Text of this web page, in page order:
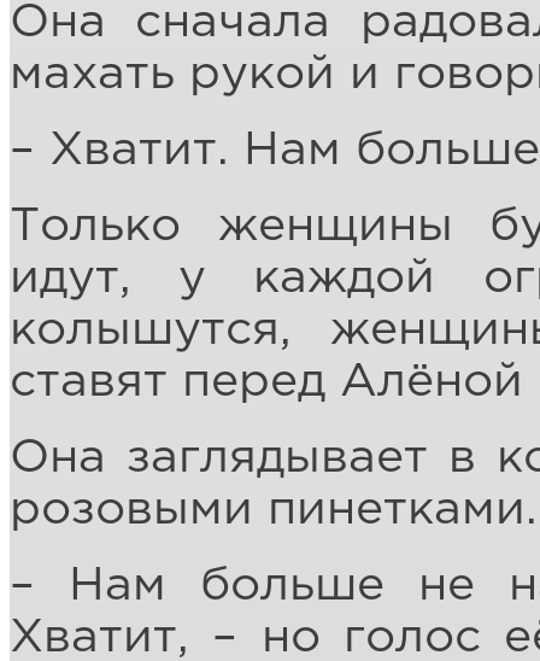
Она сначала
махать рукой и
– Хватит. Нам
Только женщины
идут, у каждой
колышутся,
ставят перед
Она заглядывает в
розовыми пинетками.
– Нам больше не
Хватит, – но голос